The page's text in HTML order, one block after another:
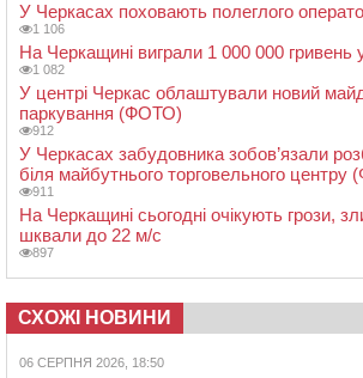
У Черкасах поховають полеглого
1 106
На Черкащині виграли 1 000 000 гривень
1 082
У центрі Черкас облаштували новий
паркування (ФОТО)
912
У Черкасах забудовника зобов’язали
біля майбутнього торговельного
911
На Черкащині сьогодні очікують грози,
шквали до 22 м/с
897
СХОЖІ НОВИНИ
06 СЕРПНЯ 2026, 18:50